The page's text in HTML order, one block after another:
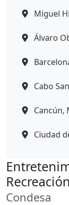
Miguel
Álvaro
Cabo
Cancún,
Ciudad
Recreación
Condesa